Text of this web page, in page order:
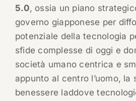
5.0, ossia un piano
governo giapponese per
potenziale della tecnologia
sfide complesse di oggi e
società umano centrica e
appunto al centro l’uomo, la
benessere laddove